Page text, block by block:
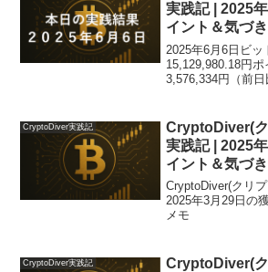
実践記 | 2025
イント＆気づ
2025年6月6日ビッ
15,129,980.18円ポ
3,576,334円（前日
いと思います。ド
CryptoDiver実践記
CryptoDiver(
実践記 | 2025
イント＆気づ
CryptoDiver(クリ
2025年3月29日の
メモ
CryptoDiver実践記
CryptoDiver(